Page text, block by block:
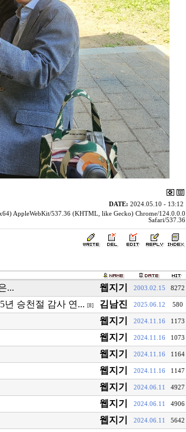
DATE: 2024.05.10 - 13:12
AppleWebKit/537.36 (KHTML, like Gecko) Chrome/124.0.0.0
Safari/537.36
... 웹지기 2003.02.15 8272
년 승천절 감사 연... [8] 김남진 2025.06.12 580
웹지기 2024.11.16 1173
웹지기 2024.11.16 1073
웹지기 2024.11.16 1164
웹지기 2024.11.16 1147
웹지기 2024.06.11 4927
웹지기 2024.06.11 4906
웹지기 2024.06.11 5642